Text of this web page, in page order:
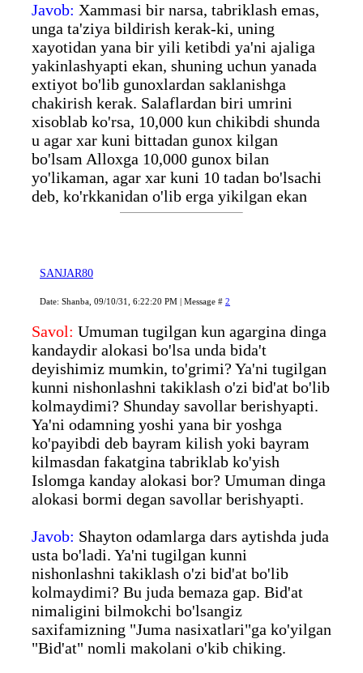
Javob: Xammasi bir narsa, tabriklash emas,
unga ta'ziya bildirish kerak-ki, uning
xayotidan yana bir yili ketibdi ya'ni ajaliga
yakinlashyapti ekan, shuning uchun yanada
extiyot bo'lib gunoxlardan saklanishga
chakirish kerak. Salaflardan biri umrini
xisoblab ko'rsa, 10,000 kun chikibdi shunda
u agar xar kuni bittadan gunox kilgan
bo'lsam Alloxga 10,000 gunox bilan
yo'likaman, agar xar kuni 10 tadan bo'lsachi
deb, ko'rkkanidan o'lib erga yikilgan ekan
SANJAR80
Date: Shanba, 09/10/31, 6:22:20 PM | Message # 2
Savol: Umuman tugilgan kun agargina dinga
kandaydir alokasi bo'lsa unda bida't
deyishimiz mumkin, to'grimi? Ya'ni tugilgan
kunni nishonlashni takiklash o'zi bid'at bo'lib
kolmaydimi? Shunday savollar berishyapti.
Ya'ni odamning yoshi yana bir yoshga
ko'payibdi deb bayram kilish yoki bayram
kilmasdan fakatgina tabriklab ko'yish
Islomga kanday alokasi bor? Umuman dinga
alokasi bormi degan savollar berishyapti.
Javob: Shayton odamlarga dars aytishda juda
usta bo'ladi. Ya'ni tugilgan kunni
nishonlashni takiklash o'zi bid'at bo'lib
kolmaydimi? Bu juda bemaza gap. Bid'at
nimaligini bilmokchi bo'lsangiz
saxifamizning "Juma nasixatlari"ga ko'yilgan
"Bid'at" nomli makolani o'kib chiking.